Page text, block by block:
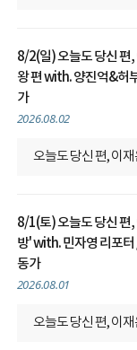
8/2(일) 오늘도 당신 편,
왕 편 with. 양진억&허
가
2026.08.02
오늘도 당신 편, 이
8/1(토) 오늘도 당신 편
방' with. 민자영 리포터
동가
2026.08.01
오늘도 당신 편, 이